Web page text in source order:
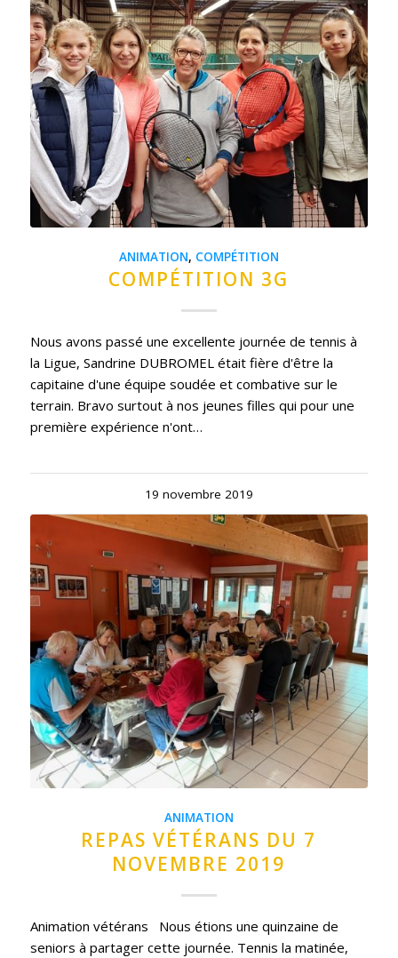
ANIMATION, COMPÉTITION
COMPÉTITION 3G
Nous avons passé une excellente journée de tennis à
la Ligue, Sandrine DUBROMEL était fière d'être la
capitaine d'une équipe soudée et combative sur le
terrain. Bravo surtout à nos jeunes filles qui pour une
première expérience n'ont…
19 novembre 2019
ANIMATION
REPAS VÉTÉRANS DU 7
NOVEMBRE 2019
Animation vétérans Nous étions une quinzaine de
seniors à partager cette journée. Tennis la matinée,